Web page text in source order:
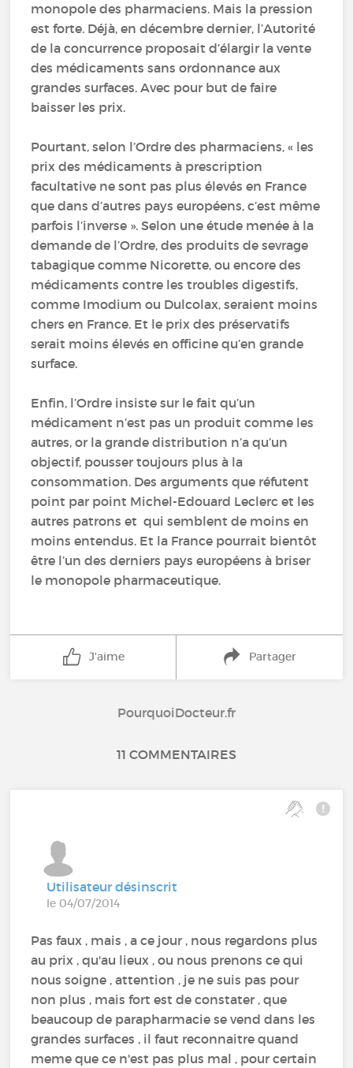
monopole des pharmaciens. Mais la pression
est forte. Déjà, en décembre dernier, l’Autorité
de la concurrence proposait d’élargir la vente
des médicaments sans ordonnance aux
grandes surfaces. Avec pour but de faire
baisser les prix.
Pourtant, selon l’Ordre des pharmaciens, « les
prix des médicaments à prescription
facultative ne sont pas plus élevés en France
que dans d’autres pays européens, c’est même
parfois l’inverse ». Selon une étude menée à la
demande de l’Ordre, des produits de sevrage
tabagique comme Nicorette, ou encore des
médicaments contre les troubles digestifs,
comme Imodium ou Dulcolax, seraient moins
chers en France. Et le prix des préservatifs
serait moins élevés en officine qu’en grande
surface.
Enfin, l’Ordre insiste sur le fait qu’un
médicament n’est pas un produit comme les
autres, or la grande distribution n’a qu’un
objectif, pousser toujours plus à la
consommation. Des arguments que réfutent
point par point Michel-Edouard Leclerc et les
autres patrons et qui semblent de moins en
moins entendus. Et la France pourrait bientôt
être l’un des derniers pays européens à briser
le monopole pharmaceutique.
J'aime Partager
PourquoiDocteur.fr
11 COMMENTAIRES
Utilisateur désinscrit
le 04/07/2014
Pas faux , mais , a ce jour , nous regardons plus
au prix , qu'au lieux , ou nous prenons ce qui
nous soigne , attention , je ne suis pas pour
non plus , mais fort est de constater , que
beaucoup de parapharmacie se vend dans les
grandes surfaces , il faut reconnaitre quand
meme que ce n'est pas plus mal , pour certain